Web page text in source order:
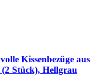
Kissenbezüge aus
Stück), Hellgrau